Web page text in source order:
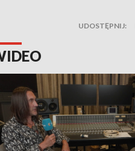
UDOSTĘPNIJ: